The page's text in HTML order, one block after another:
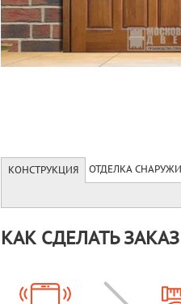
КОНСТРУКЦИЯ ОТДЕЛКА СНАРУЖИ
КАК СДЕЛАТЬ ЗАКАЗ